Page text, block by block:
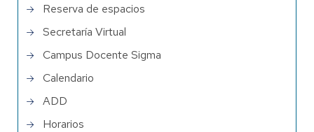
Reserva de espacios
Secretaría Virtual
Campus Docente Sigma
Calendario
ADD
Horarios